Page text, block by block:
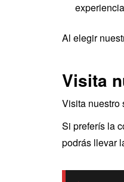
Al elegir
Visita
Visita nuestro
Si preferís la
podrás llevar